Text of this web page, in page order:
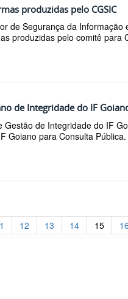
produzidas pelo CGSIC
de Segurança da Informação
produzidas pelo comitê para
de Integridade do IF
Gestão de Integridade do IF
Goiano para Consulta
12 13 14 15 16